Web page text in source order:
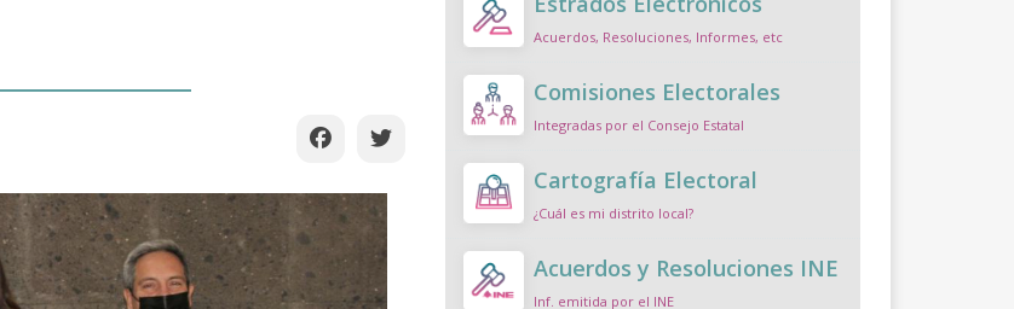
Acuerdos, Resoluciones, Informes, etc
Comisiones Electorales
Integradas por el Consejo Estatal
Cartografía Electoral
¿Cuál es mi distrito local?
Acuerdos y Resoluciones INE
Inf. emitida por el INE